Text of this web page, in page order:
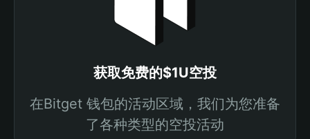
获取免费的$1U空投
在Bitget 钱包的活动区域，我们为您准备
了各种类型的空投活动